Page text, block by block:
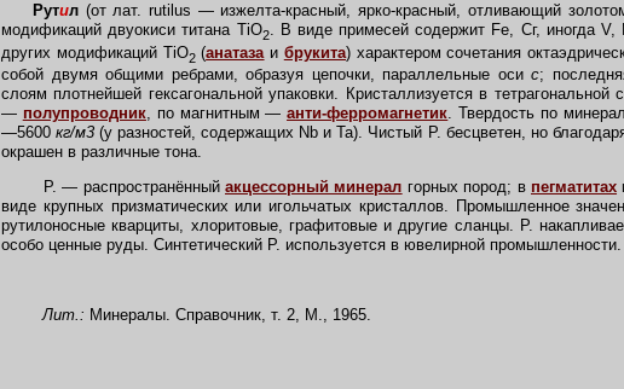
Рутил (от лат. rutilus — изжелта-красный, ярко-красный, отливающий
модификаций двуокиси титана TiO2. В виде примесей содержит Fe, Сг, иногда V,
других модификаций TiO2(анатаза и брукита) характером сочетания
собой двумя общими ребрами, образуя цепочки, параллельные осис;
слоям плотнейшей гексагональной упаковки. Кристаллизуется в
— полупроводник, по магнитным —анти-ферромагнетик. Твердость по
—5600кг/м3(у разностей, содержащих Nb и Ta). Чистый Р. бесцветен, но
окрашен в различные тона.
Р. — распространённый акцессорный минерал горных пород; в пегматитах
виде крупных призматических или игольчатых кристаллов. Промышленное
рутилоносные кварциты, хлоритовые, графитовые и другие сланцы. Р.
особо ценные руды. Синтетический Р. используется в ювелирной промышленности.
Лит.: Минералы. Справочник, т. 2, М., 1965.